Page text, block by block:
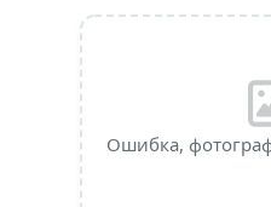
Ошибка,